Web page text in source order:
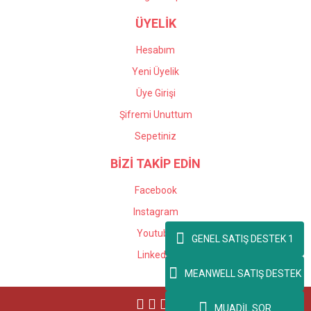
ÜYELİK
Hesabım
Yeni Üyelik
Üye Girişi
Şifremi Unuttum
Sepetiniz
BİZİ TAKİP EDİN
Facebook
Instagram
Youtube
Linkedin
GENEL SATIŞ DESTEK 1
MEANWELL SATIŞ DESTEK
MUADİL SOR